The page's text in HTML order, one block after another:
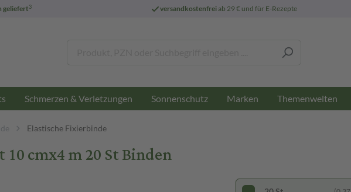
geliefert3 versandkostenfreiab 29 € und für E-Rezepte
Schmerzen & Verletzungen Sonnenschutz Marken Themenwelten
Elastische Fixierbinde
cmx4 m 20 St Binden